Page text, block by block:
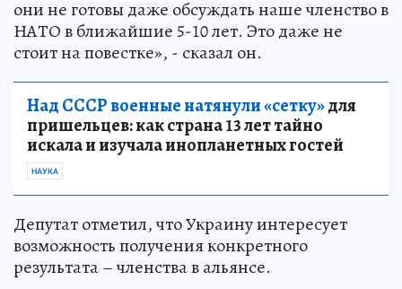
они не готовы даже обсуждать наше членство в
НАТО в ближайшие 5-10 лет. Это даже не
стоит на повестке», - сказал он.
Над СССР военные натянули «сетку»для
пришельцев: как страна 13 лет тайно
искала и изучала инопланетных гостей
НАУКА
Депутат отметил, что Украину интересует
возможность получения конкретного
результата – членства в альянсе.